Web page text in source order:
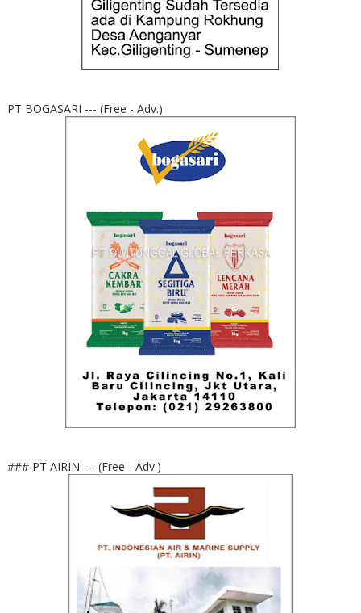
PT BOGASARI --- (Free - Adv.)
### PT AIRIN --- (Free - Adv.)